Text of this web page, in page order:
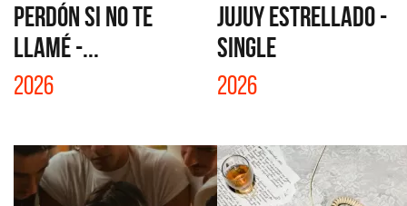
PERDÓN SI NO TE
LLAMÉ -...
2026
JUJUY ESTRELLADO -
SINGLE
2026